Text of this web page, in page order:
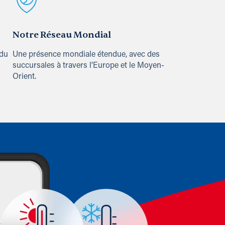
Notre Réseau Mondial
Une présence mondiale étendue, avec des
succursales à travers l’Europe et le Moyen-
Orient.